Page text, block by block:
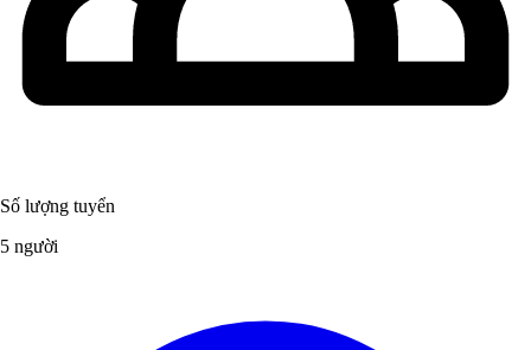
Số lượng tuyển
5 người